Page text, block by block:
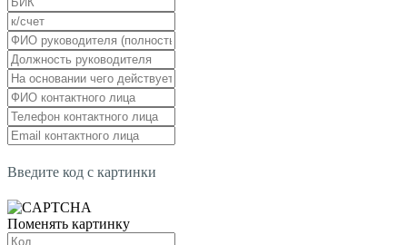
Введите код с картинки
Поменять картинку